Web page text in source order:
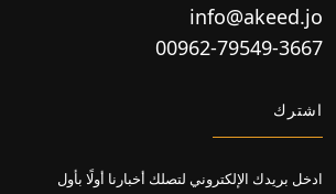
info@akeed.jo
00962-79549-3667
اشترك
ادخل بريدك الإلكتروني لتصلك أخبارنا أولًا بأول